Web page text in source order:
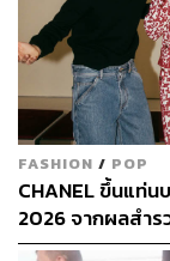
FASHION / POP
CHANEL ขึ้นแท่
2026 จากผลสำร